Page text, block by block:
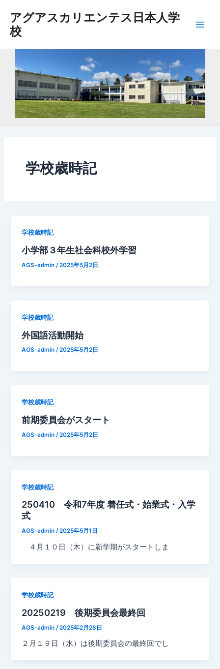
アグアスカリエンテス日本人学
校
学校歳時記
学校歳時記
小学部３年生社会科校外学習
AGS-admin/2025年5月2日
学校歳時記
外国語活動開始
AGS-admin/2025年5月2日
学校歳時記
前期委員会がスタート
AGS-admin/2025年5月2日
学校歳時記
250410 令和7年度 着任式・始業式・入学
式
AGS-admin/2025年5月1日
４月１０日（木）に新学期がスタートしま
学校歳時記
20250219 後期委員会最終回
AGS-admin /2025年2月28日
２月１９日（水）は後期委員会の最終回でし